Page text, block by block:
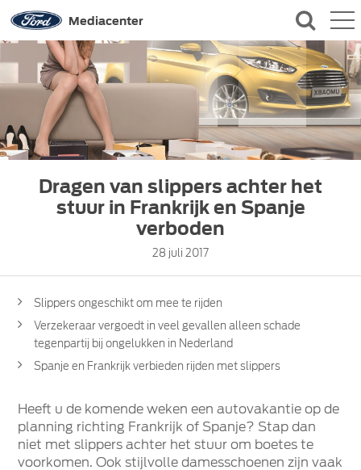
Mediacenter
CONTACT
Dragen van slippers achter het
stuur in Frankrijk en Spanje
verboden
28 juli 2017
Slippers ongeschikt om mee te rijden
Verzekeraar vergoedt in veel gevallen alleen schade
tegenpartij bij ongelukken in Nederland
Spanje en Frankrijk verbieden rijden met slippers
Heeft u de komende weken een autovakantie op de
planning richting Frankrijk of Spanje? Stap dan
niet met slippers achter het stuur om boetes te
voorkomen. Ook stijlvolle damesschoenen zijn vaak